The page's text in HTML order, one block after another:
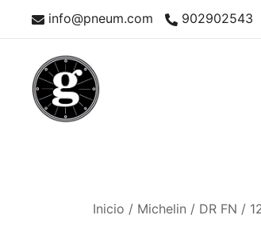
info@pneum.com 902902543
Inicio / Michelin / DR FN /